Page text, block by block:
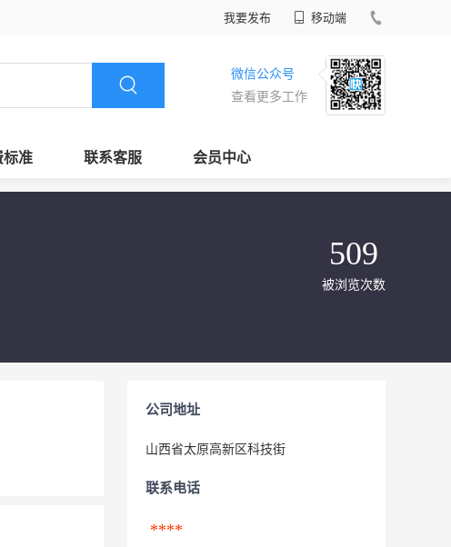
我要发布 移动端
微信公众号
查看更多工作
标准 联系客服 会员中心
509
被浏览次数
公司地址
山西省太原高新区科技街
联系电话
****